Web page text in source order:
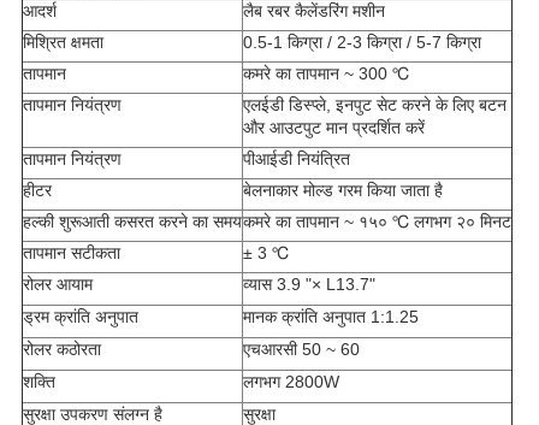
आदर्श
लैब रबर कैलेंडरिंग मशीन
मिश्रित क्षमता
0.5-1 किग्रा / 2-3 किग्रा / 5-7 किग्रा
तापमान
कमरे का तापमान ~ 300 ℃
तापमान नियंत्रण
एलईडी डिस्प्ले, इनपुट सेट करने के लिए बटन
और आउटपुट मान प्रदर्शित करें
तापमान नियंत्रण
पीआईडी ​​नियंत्रित
हीटर
बेलनाकार मोल्ड गरम किया जाता है
हल्की शुरूआती कसरत करने का समयकमरे का तापमान ~ १५० ℃ लगभग २० मिनट
तापमान सटीकता
± 3 ℃
रोलर आयाम
व्यास 3.9 "× L13.7"
ड्रम क्रांति अनुपात
मानक क्रांति अनुपात 1:1.25
रोलर कठोरता
एचआरसी 50 ~ 60
शक्ति
लगभग 2800W
सुरक्षा उपकरण संलग्न है
सुरक्षा